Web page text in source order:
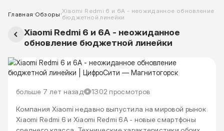
Главная Обзоры Xiaomi Redmi 6 и 6A - неожиданное обновление
бюджетной линейки
Xiaomi Redmi 6 и 6A - неожиданное
обновление бюджетной линейки
больше 7 лет назад
1302 просмотров
Компания Xiaomi недавно выпустила на мировой рынок
Xiaomi Redmi 6 и Xiaomi Redmi 6A - новые смартфоны